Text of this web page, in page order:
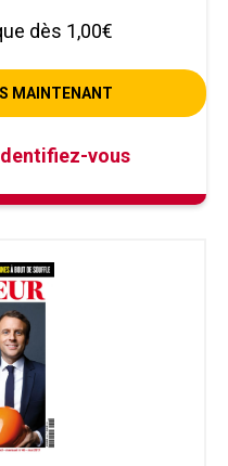
dès 1,00€
MAINTENANT
vous